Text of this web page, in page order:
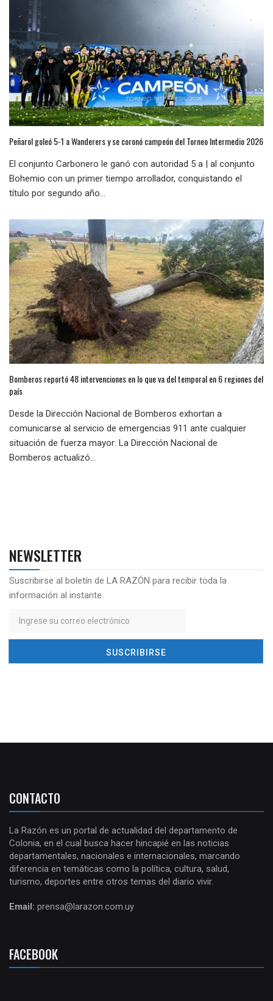
Peñarol goleó 5-1 a Wanderers y se coronó campeón del Torneo Intermedio 2026
El conjunto Carbonero le ganó con autoridad 5 a | al conjunto
Bohemio con un primer tiempo arrollador, conquistando el
título por segundo año...
Bomberos reportó 48 intervenciones en lo que va del temporal en 6 regiones del
país
Desde la Dirección Nacional de Bomberos exhortan a
comunicarse al servicio de emergencias 911 ante cualquier
situación de fuerza mayor: La Dirección Nacional de
Bomberos actualizó...
NEWSLETTER
Suscribirse al boletín de LA RAZÓN para recibir toda la
información al instante.
CONTACTO
La Razón es un portal de actualidad del departamento de
Colonia, en el cual busca hacer hincapié en las noticias
departamentales, nacionales e internacionales, marcando
diferencia en temáticas como la política, cultura, salud,
turismo, deportes entre otros temas del diario vivir.
Email: prensa@larazon.com.uy
FACEBOOK